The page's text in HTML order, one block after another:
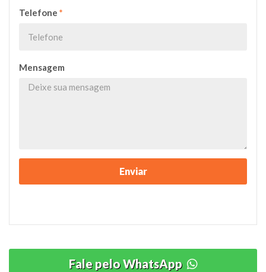
Telefone *
Mensagem
Fale pelo WhatsApp